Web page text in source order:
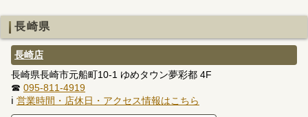
長崎県
長崎店
長崎県長崎市元船町10-1 ゆめタウン夢彩都 4F
☎ 095-811-4919
ℹ 営業時間・店休日・アクセス情報はこちら